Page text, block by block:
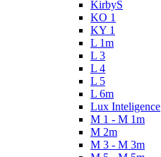
KirbyS
KO 1
KY 1
L 1m
L 3
L 4
L 5
L 6m
Lux Inteligence
M 1 - M 1m
M 2m
M 3 - M 3m